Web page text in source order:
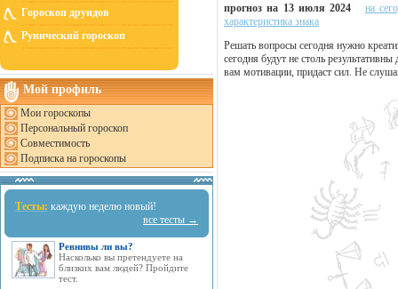
Гороскоп друидов
Рунический гороскоп
Мой профиль
Мои гороскопы
Персональный гороскоп
Совместимость
Подписка на гороскопы
Тесты: каждую неделю новый!
все тесты →
Ревнивы ли вы?
Насколько вы претендуете на
близких вам людей? Пройдите
тест.
прогноз на 13 июля 2024
на
характеристика знака
Решать вопросы сегодня нужно
сегодня будут не столь
вам мотивации, придаст сил. Не